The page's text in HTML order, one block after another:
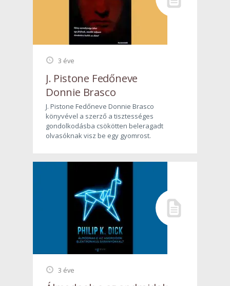
3 éve
J. Pistone Fedőneve
Donnie Brasco
J. Pistone Fedőneve Donnie Brasco
könyvével a szerző a tisztességes
gondolkodásba csökötten beleragadt
olvasóknak visz be egy gyomrost.
3 éve